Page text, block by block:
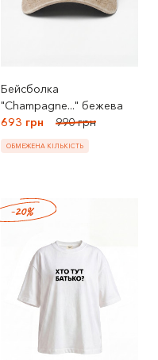
Бейсболка
"Champagne..." бежева
693 грн
990 грн
ОБМЕЖЕНА КІЛЬКІСТЬ
-20%